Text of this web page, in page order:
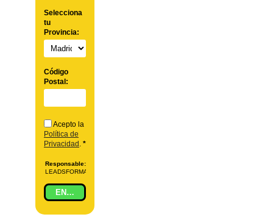
Selecciona
tu
Provincia:
Código
Postal:
Acepto la
Política de
Privacidad . *
Responsable:
LEADSFORMA
Finalidad:Gestionar
la solicitud de
información
ENVIAR